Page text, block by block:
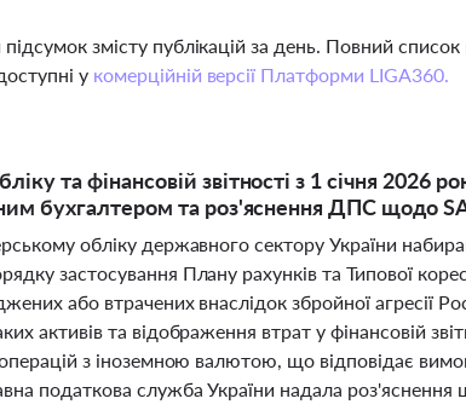
змісту публікацій за день. Повний
у комерційній версії Платформи LIGA360.
та фінансовій звітності з 1 січня 2026
бухгалтером та роз'яснення ДПС щодо
обліку державного сектору України
застосування Плану рахунків та Типової
або втрачених внаслідок збройної агресії
активів та відображення втрат у фінансовій
операцій з іноземною валютою, що відповідає
податкова служба України надала